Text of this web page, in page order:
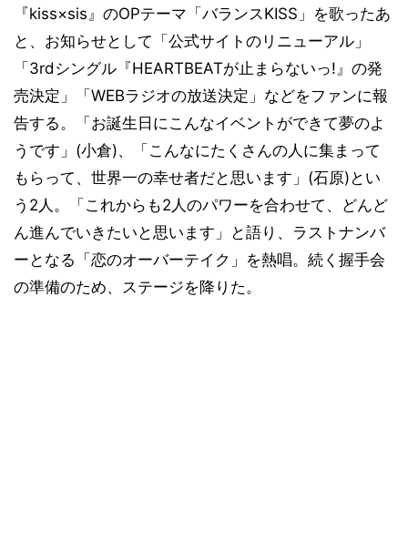
『kiss×sis』のOPテーマ「バランスKISS」を歌ったあ
と、お知らせとして「公式サイトのリニューアル」
「3rdシングル『HEARTBEATが止まらないっ!』の発
売決定」「WEBラジオの放送決定」などをファンに報
告する。「お誕生日にこんなイベントができて夢のよ
うです」(小倉)、「こんなにたくさんの人に集まって
もらって、世界一の幸せ者だと思います」(石原)とい
う2人。「これからも2人のパワーを合わせて、どんど
ん進んでいきたいと思います」と語り、ラストナンバ
ーとなる「恋のオーバーテイク」を熱唱。続く握手会
の準備のため、ステージを降りた。